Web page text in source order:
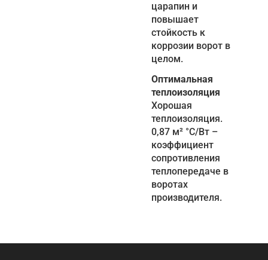
царапин и
повышает
стойкость к
коррозии ворот в
целом.
Оптимальная
теплоизоляция
Хорошая
теплоизоляция.
0,87 м² °C/Bт –
коэффициент
сопротивления
теплопередаче в
воротах
производителя.